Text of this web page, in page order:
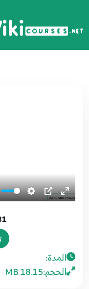
المدة:
الحجم:18.15 MB
19.17 - continue
23
23.21 - List ( add - length )
- single)
25
25.23 List( Add - AddAll - insert - insertAll)